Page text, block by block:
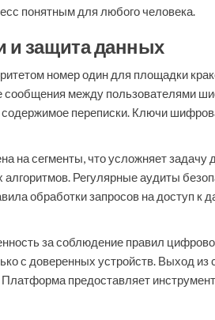
понятным для любого человека.
и защита данных
номер один для площадки
между пользователями
переписки. Ключи
на сегменты, что усложняет
Регулярные аудиты
обработки запросов на доступ
за соблюдение правил
с доверенных устройств. Выход
Платформа предоставляет